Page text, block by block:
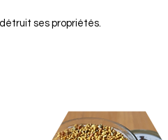
ses propriétés.